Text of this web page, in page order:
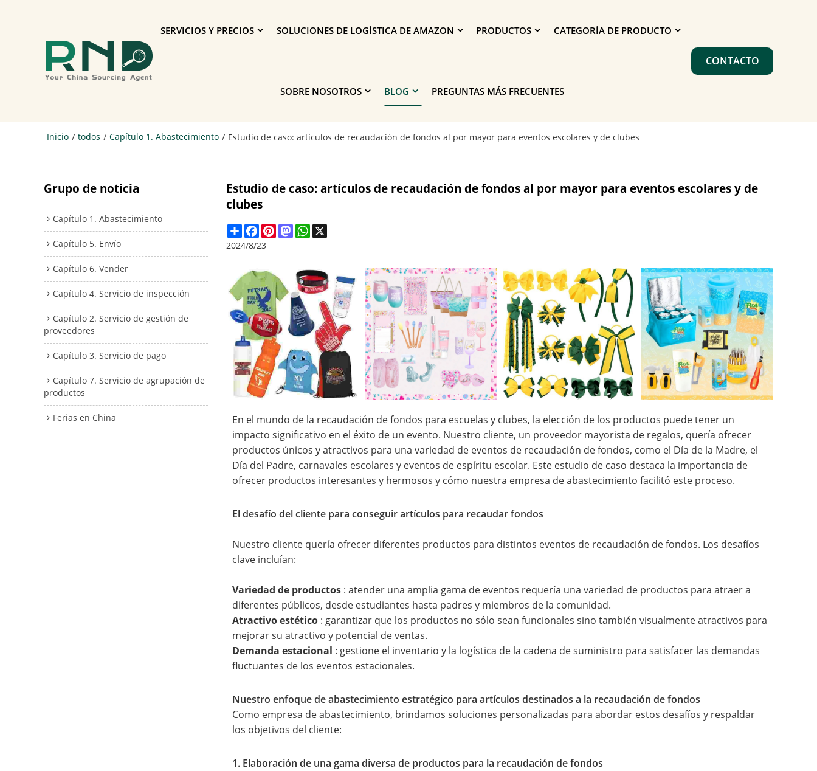
SERVICIOS Y PRECIOS SOLUCIONES DE LOGÍSTICA DE AMAZON PRODUCTOS CATEGORÍA DE PRODUCTO
SOBRE NOSOTROS BLOG PREGUNTAS MÁS FRECUENTES
CONTACTO
Inicio / todos / Capítulo 1. Abastecimiento / Estudio de caso: artículos de recaudación de fondos al por mayor para eventos escolares y de clubes
Grupo de noticia
Capítulo 1. Abastecimiento
Capítulo 5. Envío
Capítulo 6. Vender
Capítulo 4. Servicio de inspección
Capítulo 2. Servicio de gestión de
proveedores
Capítulo 3. Servicio de pago
Capítulo 7. Servicio de agrupación de
productos
Ferias en China
Estudio de caso: artículos de recaudación de fondos al por mayor para eventos escolares y de
clubes
ShareFacebook
PinterestMastodonWhatsApp
2024/8/23
En el mundo de la recaudación de fondos para escuelas y clubes, la elección de los productos puede tener un
impacto significativo en el éxito de un evento. Nuestro cliente, un proveedor mayorista de regalos, quería ofrecer
productos únicos y atractivos para una variedad de eventos de recaudación de fondos, como el Día de la Madre, el
Día del Padre, carnavales escolares y eventos de espíritu escolar. Este estudio de caso destaca la importancia de
ofrecer productos interesantes y hermosos y cómo nuestra empresa de abastecimiento facilitó este proceso.
El desafío del cliente para conseguir artículos para recaudar fondos
Nuestro cliente quería ofrecer diferentes productos para distintos eventos de recaudación de fondos. Los desafíos
clave incluían:
Variedad de productos : atender una amplia gama de eventos requería una variedad de productos para atraer a
diferentes públicos, desde estudiantes hasta padres y miembros de la comunidad.
Atractivo estético : garantizar que los productos no sólo sean funcionales sino también visualmente atractivos para
mejorar su atractivo y potencial de ventas.
Demanda estacional : gestione el inventario y la logística de la cadena de suministro para satisfacer las demandas
fluctuantes de los eventos estacionales.
Nuestro enfoque de abastecimiento estratégico para artículos destinados a la recaudación de fondos
Como empresa de abastecimiento, brindamos soluciones personalizadas para abordar estos desafíos y respaldar
los objetivos del cliente:
1. Elaboración de una gama diversa de productos para la recaudación de fondos